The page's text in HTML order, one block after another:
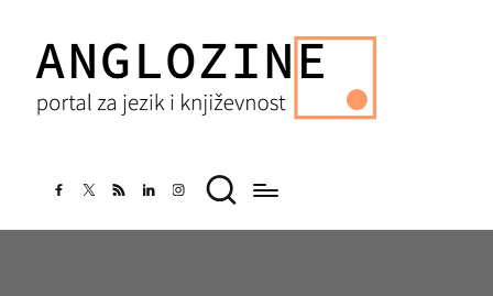
facebook.com
twitter.com
rss.comlinkedin.com
instagram.com